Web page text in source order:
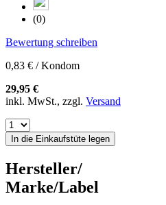
(0)
Bewertung schreiben
0,83 € / Kondom
29,95 €
inkl. MwSt., zzgl. Versand
In die Einkaufstüte legen
Hersteller/
Marke/Label